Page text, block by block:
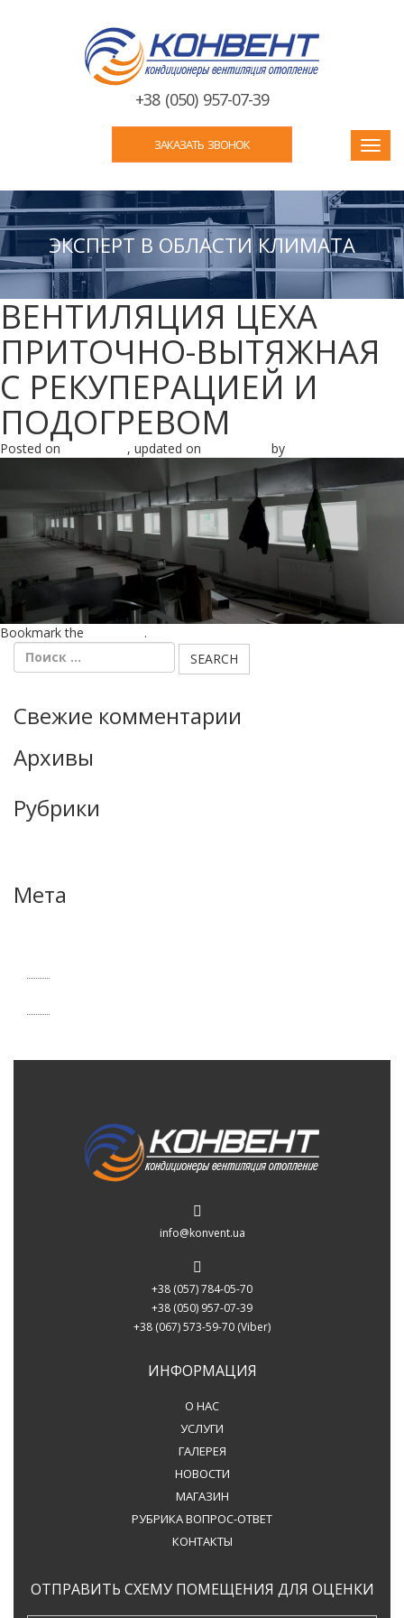
+38 (050) 957-07-39
ЗАКАЗАТЬ ЗВОНОК
ЭКСПЕРТ В ОБЛАСТИ КЛИМАТА
ВЕНТИЛЯЦИЯ ЦЕХА
ПРИТОЧНО-ВЫТЯЖНАЯ
С РЕКУПЕРАЦИЕЙ И
ПОДОГРЕВОМ
Posted on , updated on by
Bookmark the .
Свежие комментарии
Архивы
Рубрики
Мета
info@konvent.ua
+38 (057) 784-05-70
+38 (050) 957-07-39
+38 (067) 573-59-70 (Viber)
ИНФОРМАЦИЯ
О НАС
УСЛУГИ
ГАЛЕРЕЯ
НОВОСТИ
МАГАЗИН
РУБРИКА ВОПРОС-ОТВЕТ
КОНТАКТЫ
ОТПРАВИТЬ СХЕМУ ПОМЕЩЕНИЯ ДЛЯ ОЦЕНКИ